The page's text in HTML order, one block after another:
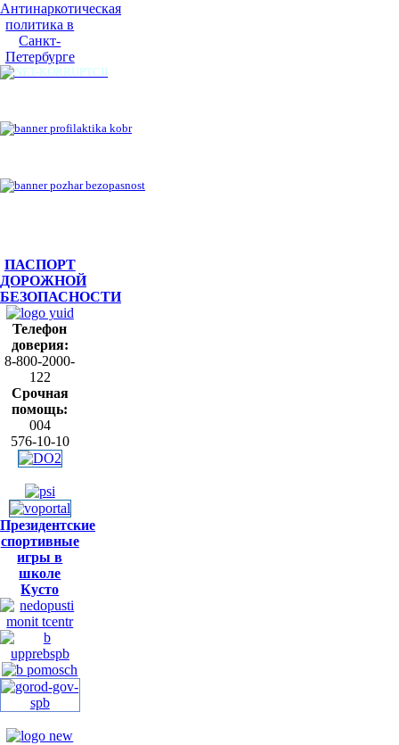
Антинаркотическая
политика в
Санкт-
Петербурге
ПАСПОРТ
ДОРОЖНОЙ
БЕЗОПАСНОСТИ
Телефон
доверия:
8-800-2000-
122
Срочная
помощь:
004
576-10-10
Президентские
спортивные
игры в
школе
Кусто